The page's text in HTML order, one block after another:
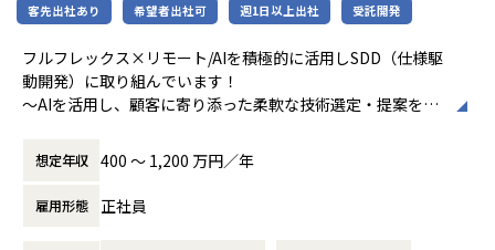
代表自らが講師として半年間・40時間越えの研修を実施中。
▼顧客にとって最適な提案を！
新しい技術・レガシーでも良い技術を組み合わせて顧客によ
いシステムを提供したい
【特徴】
ストレスを感じない環境を整えているのも当社の特徴の一
ントに興味がある人の中には、20代で要件定
活躍したいと考える人には希望に適したプロ
ジェクトをお任せしています。バックエン
ド、フロントエンドの開発だけでなく、AW
発も増えてきており、当社で描けるキャリア
は様々です。
客先出社あり 希望者出社可 週1日以上出社 受託開発
フルフレックス×リモート/AIを積極的に活用しSDD（仕様駆
動開発）に取り組んでいます！
～AIを活用し、顧客に寄り添った柔軟な技術選定・提案を支
B2Cから業務アプリケーションまで様々なシステム開発を上
流からリリースまで
ワンストップに提案するシステム開発会社です。
想定年収 400 〜 1,200 万円／年
雇用形態 正社員